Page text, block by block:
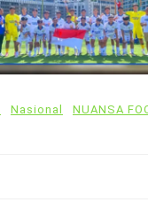
Nasional NUANSA